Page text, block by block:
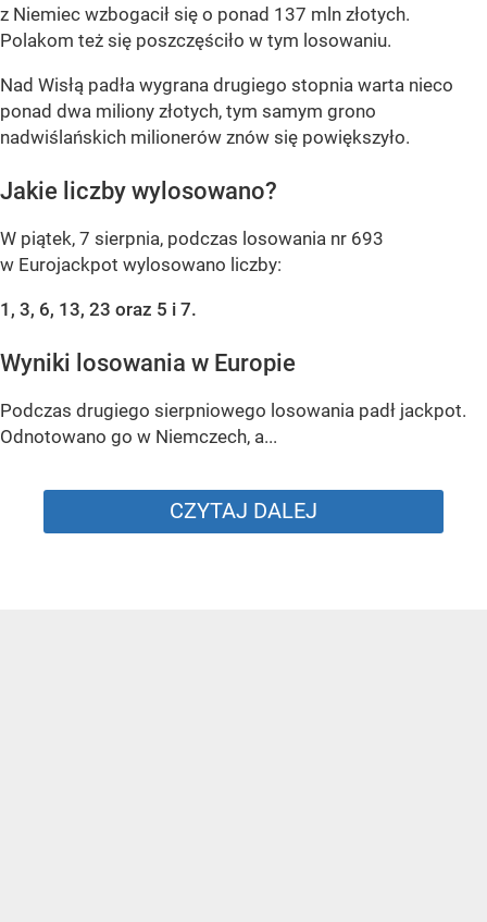
z Niemiec wzbogacił się o ponad 137 mln złotych.
Polakom też się poszczęściło w tym losowaniu.
Nad Wisłą padła wygrana drugiego stopnia warta nieco
ponad dwa miliony złotych, tym samym grono
nadwiślańskich milionerów znów się powiększyło.
Jakie liczby wylosowano?
W piątek, 7 sierpnia, podczas losowania nr 693
w Eurojackpot wylosowano liczby:
1, 3, 6, 13, 23 oraz 5 i 7.
Wyniki losowania w Europie
Podczas drugiego sierpniowego losowania padł jackpot.
Odnotowano go w Niemczech, a...
CZYTAJ DALEJ